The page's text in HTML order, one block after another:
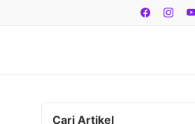
Cari Artikel